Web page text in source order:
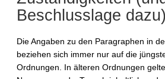
Beschlusslage dazu)
Die Angaben zu den Paragraphen in
beziehen sich immer nur auf die
Ordnungen. In älteren Ordnungen